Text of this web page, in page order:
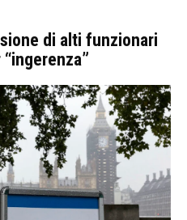
di alti funzionari